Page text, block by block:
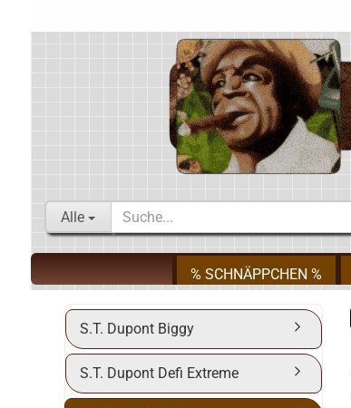
Alle
% SCHNÄPPCHEN %
S.T. Dupont Biggy
S.T. Dupont Defi Extreme